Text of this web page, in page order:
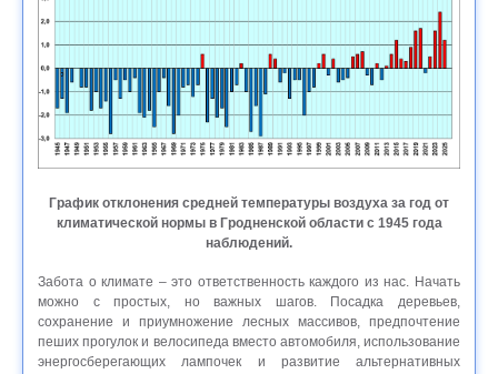
График отклонения средней температуры воздуха за год от
климатической нормы в Гродненской области с 1945 года
наблюдений.
Забота о климате – это ответственность каждого из нас. Начать
можно с простых, но важных шагов. Посадка деревьев,
сохранение и приумножение лесных массивов, предпочтение
пеших прогулок и велосипеда вместо автомобиля, использование
энергосберегающих лампочек и развитие альтернативных